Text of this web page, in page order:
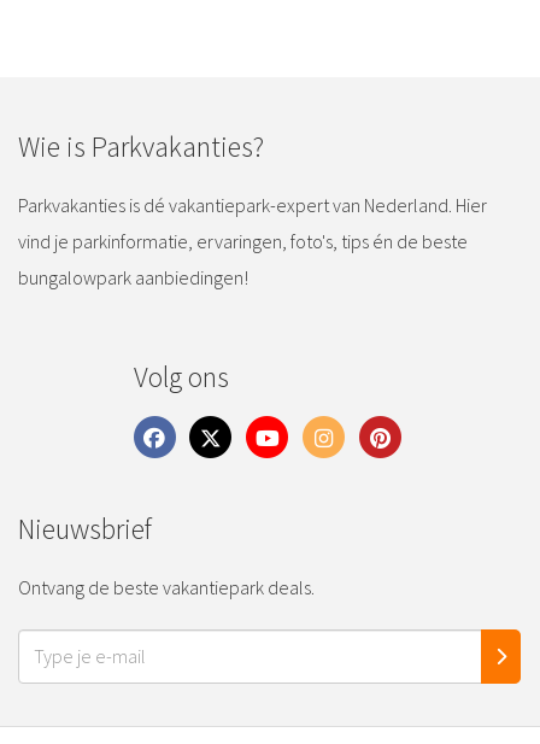
Wie is Parkvakanties?
Parkvakanties is dé vakantiepark-expert van Nederland. Hier
vind je parkinformatie, ervaringen, foto's, tips én de beste
bungalowpark aanbiedingen!
Volg ons
Nieuwsbrief
Ontvang de beste vakantiepark deals.